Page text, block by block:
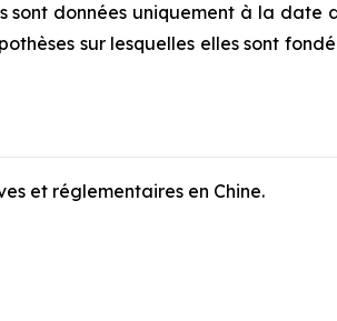
données uniquement à la date
sur lesquelles elles sont
et réglementaires en Chine.